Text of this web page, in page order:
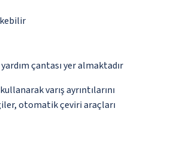
çantası yer almaktadır
varış ayrıntılarını
otomatik çeviri araçları